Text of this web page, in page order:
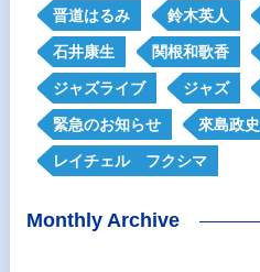
晋道はるみ 鈴木英人
石井康生 関根和歌香
ジャズライブ ジャズ
緊急のお知らせ 來島政史
レイチェル フクシマ
Monthly Archive